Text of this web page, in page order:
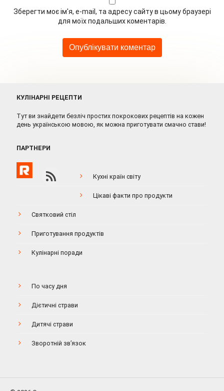
Зберегти моє ім'я, e-mail, та адресу сайту в цьому браузері
для моїх подальших коментарів.
КУЛІНАРНІ РЕЦЕПТИ
Тут ви знайдети безліч простих покрокових рецептів на кожен
день українською мовою, як можна приготувати смачно стави!
ПАРТНЕРИ
Кухні країн світу
Цікаві факти про продукти
Святковий стіл
Приготування продуктів
Кулінарні поради
По часу дня
Дієтичні страви
Дитячі страви
Зворотній зв’язок